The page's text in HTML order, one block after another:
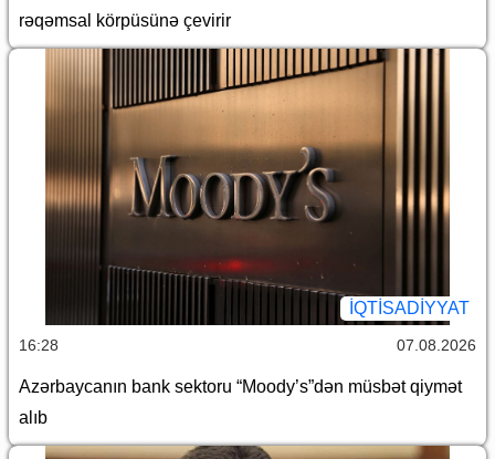
rəqəmsal körpüsünə çevirir
İQTİSADİYYAT
16:28 07.08.2026
Azərbaycanın bank sektoru “Moody’s”dən müsbət qiymət
alıb